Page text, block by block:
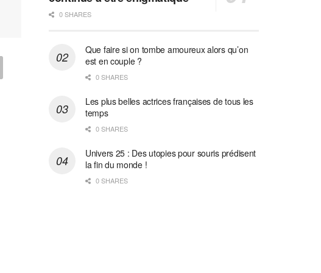
0 SHARES
Que faire si on tombe amoureux alors qu’on
est en couple ?
0 SHARES
Les plus belles actrices françaises de tous les
temps
0 SHARES
Univers 25 : Des utopies pour souris prédisent
la fin du monde !
0 SHARES